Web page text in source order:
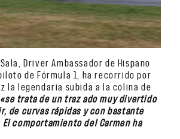
Sala, Driver Ambassador de Hispano
de Fórmula 1, ha recorrido por
la legendaria subida a la colina de
«se trata de un traz ado muy divertido
de curvas rápidas y con bastante
comportamiento del Carmen ha